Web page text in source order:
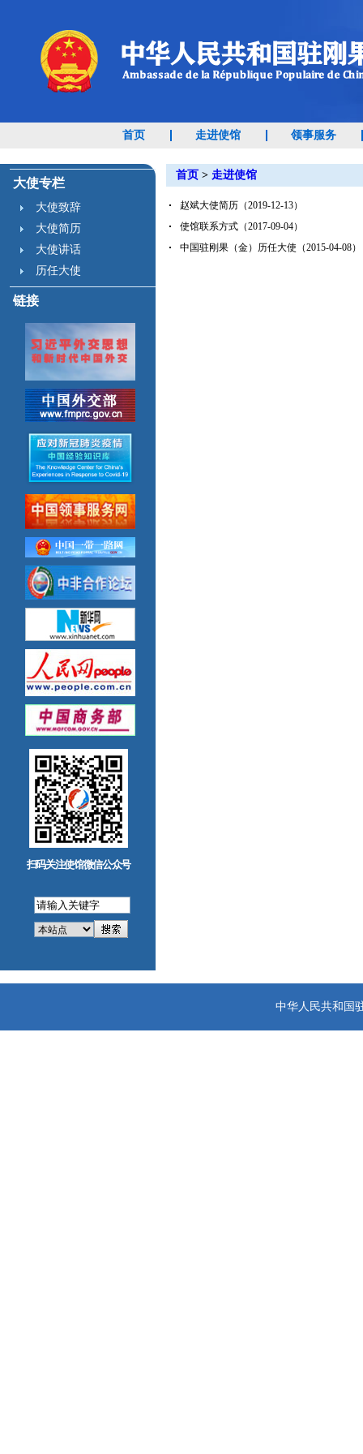
首页 走进使馆 领事服务
大使专栏
大使致辞
大使简历
大使讲话
历任大使
链接
扫码关注使馆微信公众号
首页 > 走进使馆
赵斌大使简历（2019-12-13）
使馆联系方式（2017-09-04）
中国驻刚果（金）历任大使（2015-04-08）
中华人民共和国